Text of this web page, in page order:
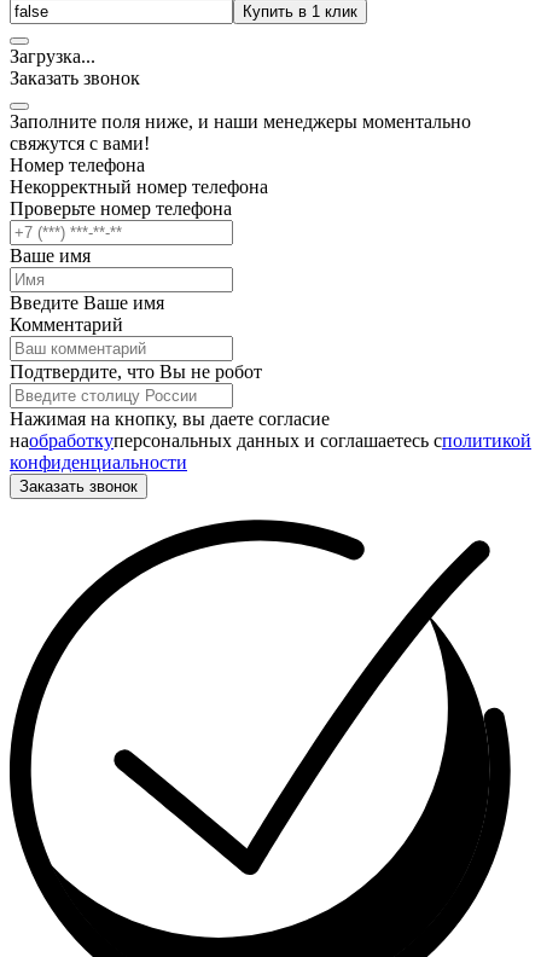
Купить в 1 клик
Загрузка...
Заказать звонок
Заполните поля ниже, и наши менеджеры моментально
свяжутся с вами!
Номер телефона
Некорректный номер телефона
Проверьте номер телефона
Ваше имя
Введите Ваше имя
Комментарий
Подтвердите, что Вы не робот
Нажимая на кнопку, вы даете согласие
наобработкуперсональных данных и соглашаетесь cполитикой
конфиденциальности
Заказать звонок